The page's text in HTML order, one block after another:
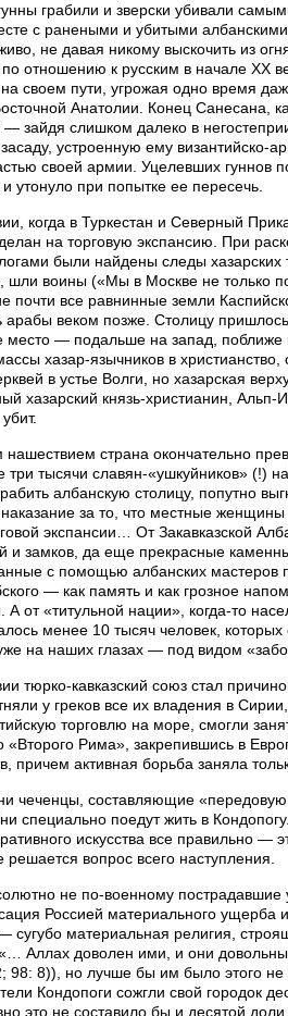
грабили и зверски уби­ва­ли
с ранеными и убитыми
не давая никому выс­ко­чить из
отношению к рус­ским в начале XX
на своем пути, угрожая одно вре­мя
Анатолии. Конец Са­не­са­на,
зайдя слишком да­ле­ко в
устроенную ему ви­зан­тий­с­ко-
своей армии. Уце­лев­ших гун­нов
и утонуло при по­пыт­ке ее пе­ре­сечь.
когда в Туркестан и Северный
на торговую экспансию. При
были найдены следы хазарских
шли воины («Мы в Москве не только
почти все равнинные земли
арабы веком позже. Столицу
место — подальше на запад,
хазар-язычников в
в устье Волги, но хазарская
хазарский князь-христианин,
страна окончательно
три тысячи славян-«ушкуйников» (!)
албанскую столицу, по­пут­но
за то, что местные
эк­с­пан­сии… От За­кав­каз­с­кой
и замков, да еще пре­крас­ные
с по­мо­щью ал­бан­с­ких
— как па­мять и как гроз­ное
А от «ти­туль­ной нации», ког­да-то
ме­нее 10 тысяч человек,
на наших глазах — под видом
тюрко-кавказский союз стал
у греков все их владения в
торговлю на море, смогли
«Второго Рима», закрепившись в
причем активная борьба заняла
чеченцы, составляющие
специально поедут жить в
искусства все пра­виль­но —
решается вопрос всего на­ступ­ле­ния.
не по-военному по­ст­ра­дав­шие
Россией материального ущерба
сугубо материальная ре­ли­гия,
Аллах доволен ими, и они
98: 8)), но лучше бы им было этого
Кондопоги сожгли свой го­ро­док
это не составило бы и де­ся­той